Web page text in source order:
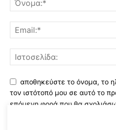
αποθηκεύστε το όνομα, το
τον ιστότοπό μου σε αυτό το
επόμενη φορά που θα
Χρησιμοποιώντας αυτό το